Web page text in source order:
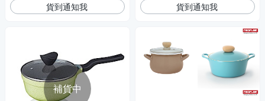
貨到通知我
補貨中
貨到通知我